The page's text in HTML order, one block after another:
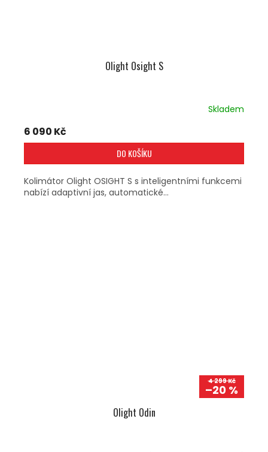
Olight Osight S
Skladem
6 090 Kč
DO KOŠÍKU
Kolimátor Olight OSIGHT S s inteligentními funkcemi
nabízí adaptivní jas, automatické...
4 299 Kč
–20 %
Olight Odin